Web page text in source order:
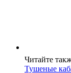
Читайте
Тушеные